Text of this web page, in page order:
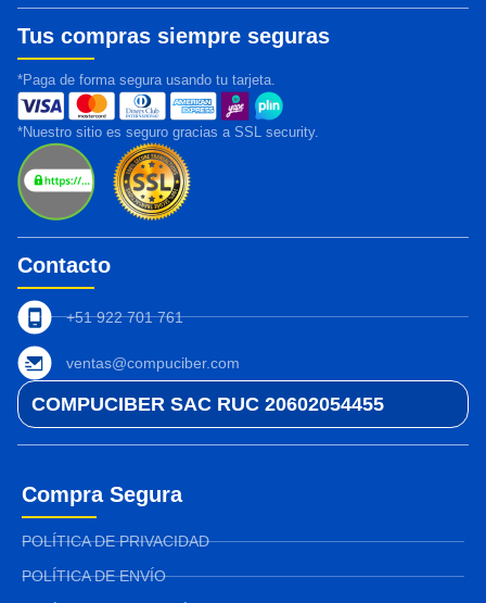
Tus compras siempre seguras
*Paga de forma segura usando tu tarjeta.
*Nuestro sitio es seguro gracias a SSL security.
Contacto
+51 922 701 761
ventas@compuciber.com
COMPUCIBER SAC RUC 20602054455
Compra Segura
POLÍTICA DE PRIVACIDAD
POLÍTICA DE ENVÍO